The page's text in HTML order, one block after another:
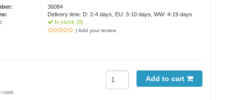
36084
Delivery time: D: 2-4 days, EU: 3-10 days, WW: 4-19 days
In stock (8)
| Add your review
costs
Add to cart